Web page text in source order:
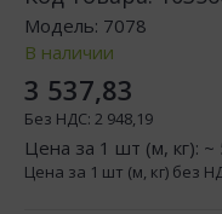
Модель: 7078
В наличии
3 537,83
Без НДС: 2 948,19
Цена за 1 шт (м, кг): ~
Цена за 1 шт (м, кг) без